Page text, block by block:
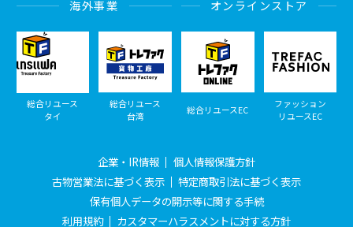
海外事業
総合リユース
タイ
総合リユース
台湾
オンラインストア
総合リユースEC
ファッション
リユースEC
企業・IR情報
個人情報保護方針
古物営業法に基づく表示
特定商取引法に基づく表示
保有個人データの開示等に関する手続
利用規約
カスタマーハラスメントに対する方針